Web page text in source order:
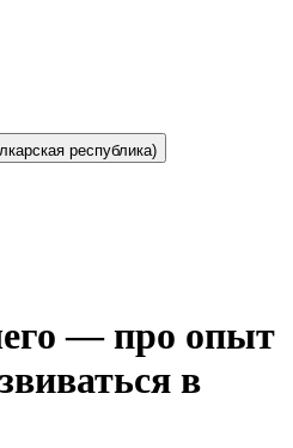
республика)
— про опыт
в